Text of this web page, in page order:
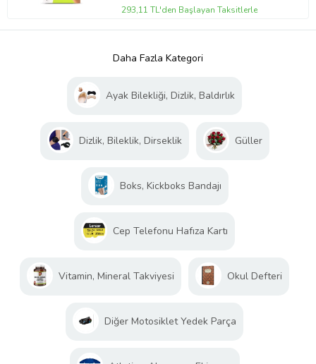
293,11 TL'den Başlayan Taksitlerle
Daha Fazla Kategori
Ayak Bilekliği, Dizlik, Baldırlık
Dizlik, Bileklik, Dirseklik Güller
Boks, Kickboks Bandajı
Cep Telefonu Hafıza Kartı
Vitamin, Mineral Takviyesi Okul Defteri
Diğer Motosiklet Yedek Parça